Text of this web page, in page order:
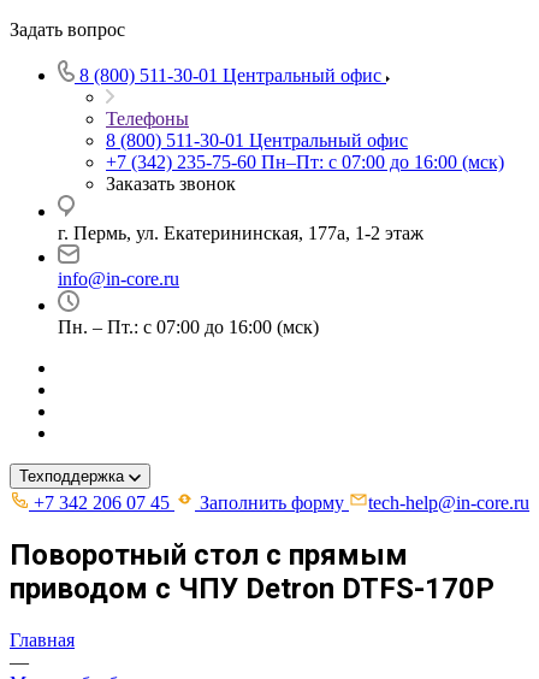
Задать вопрос
8 (800) 511-30-01 Центральный офис
Телефоны
8 (800) 511-30-01 Центральный офис
+7 (342) 235-75-60 Пн–Пт: с 07:00 до 16:00 (мск)
Заказать звонок
г. Пермь, ул. ​Екатерининская, 177а, ​1-2 этаж
info@in-core.ru
Пн. – Пт.: с 07:00 до 16:00 (мск)
Техподдержка
+7 342 206 07 45 Заполнить форму tech-help@in-core.ru
Поворотный стол с прямым
приводом с ЧПУ Detron DTFS-170P
Главная
—